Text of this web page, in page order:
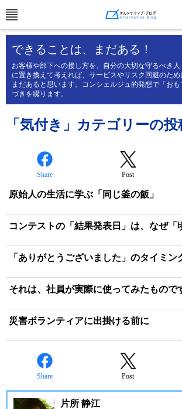
できることは、まだある！
お客様や部下への接し方を、自分の大切な守るべき人
に置き換えて考えれば、サービスやリスク回避のた
まだあると思います。コンシェルジュ的発想で「お
づきを綴ります。
「気付き」カテゴリーの投
Share Post
原始人の生活に学ぶ「同じ釜の飯」
コンテストの「結果発表日」は、なぜ「
「ありがとうございました」のタイミン
それは、社員が実際に使ってみたもので
災害ボランティアに出掛ける前に
Share Post
片所 静江